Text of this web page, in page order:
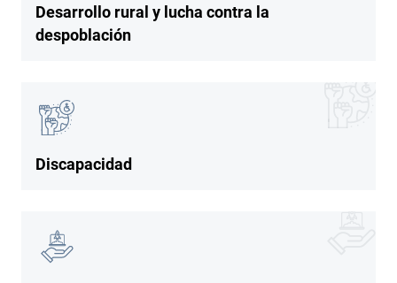
Desarrollo rural y lucha contra la
despoblación
Imagen
Discapacidad
Imagen
Imagen
Imagen